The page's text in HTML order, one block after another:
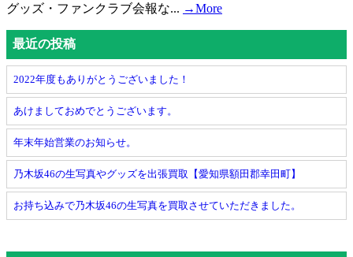
グッズ・ファンクラブ会報な... →More
最近の投稿
2022年度もありがとうございました！
あけましておめでとうございます。
年末年始営業のお知らせ。
乃木坂46の生写真やグッズを出張買取【愛知県額田郡幸田町】
お持ち込みで乃木坂46の生写真を買取させていただきました。